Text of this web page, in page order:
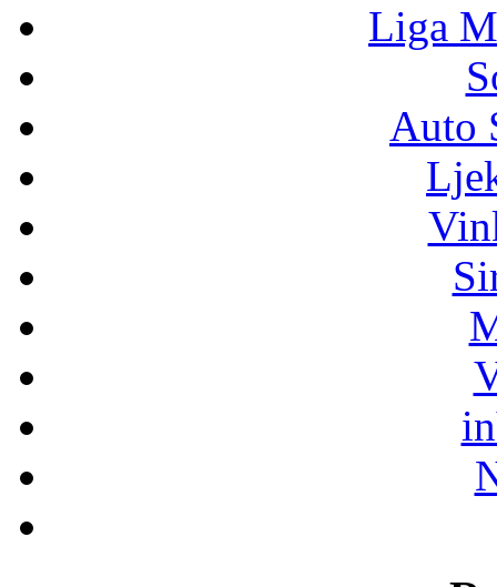
Liga
Auto